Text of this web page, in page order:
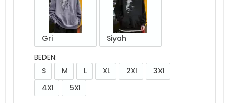
Gri
Siyah
BEDEN:
S
M L XL 2Xl
3Xl
4Xl
5Xl